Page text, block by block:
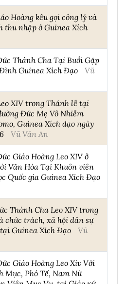
Hoàng kêu gọi công lý và
thu nhập ở Guinea Xích
Thánh Cha Tại Buổi Gặp
Guinea Xích Đạo
Vũ
XIV trong Thánh lễ tại
Đức Mẹ Vô Nhiễm
Guinea Xích đạo ngày
Vũ Văn An
Giáo Hoàng Leo XIV ở
Văn Hóa Tại Khuôn viên
Quốc gia Guinea Xích Đạo
Thánh Cha Leo XIV trong
chức trách, xã hội dân sự
Guinea Xích Đạo
Vũ
Giáo Hoàng Leo Xiv Với
Mục, Phó Tế, Nam Nữ